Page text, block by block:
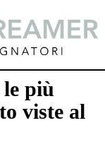
le più
viste al